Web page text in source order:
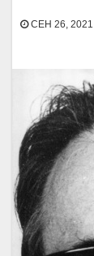
СЕН 26, 2021